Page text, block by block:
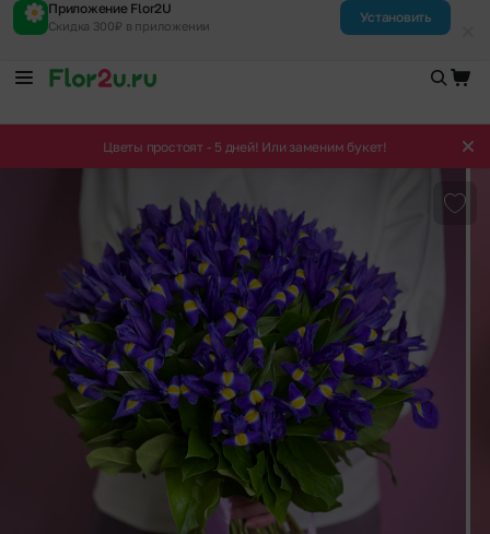
Приложение Flor2U
Скидка 300₽ в приложении
Установить
Цветы простоят - 5 дней! Или заменим букет!